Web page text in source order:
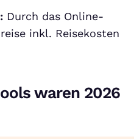
Durch das Online-
inkl. Reisekosten
waren 2026